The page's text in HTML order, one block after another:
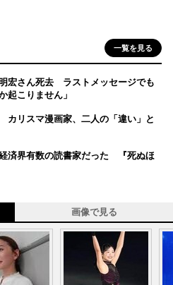
一覧を見る
宏さん死去 ラストメッセージでも
こりません」
リスマ漫画家、二人の「違い」と
済界有数の読書家だった 『死ぬほ
画像で見る